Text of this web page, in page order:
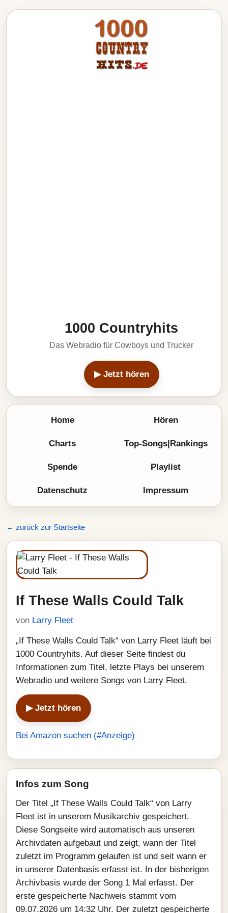
1000 Countryhits
Das Webradio für Cowboys und Trucker
▶ Jetzt hören
Home Hören
Charts Top-Songs|Rankings
Spende Playlist
Datenschutz Impressum
← zurück zur Startseite
If These Walls Could Talk
von Larry Fleet
„If These Walls Could Talk“ von Larry Fleet läuft bei
1000 Countryhits. Auf dieser Seite findest du
Informationen zum Titel, letzte Plays bei unserem
Webradio und weitere Songs von Larry Fleet.
▶ Jetzt hören
Bei Amazon suchen (#Anzeige)
Infos zum Song
Der Titel „If These Walls Could Talk“ von Larry
Fleet ist in unserem Musikarchiv gespeichert.
Diese Songseite wird automatisch aus unseren
Archivdaten aufgebaut und zeigt, wann der Titel
zuletzt im Programm gelaufen ist und seit wann er
in unserer Datenbasis erfasst ist. In der bisherigen
Archivbasis wurde der Song 1 Mal erfasst. Der
erste gespeicherte Nachweis stammt vom
09.07.2026 um 14:32 Uhr. Der zuletzt gespeicherte